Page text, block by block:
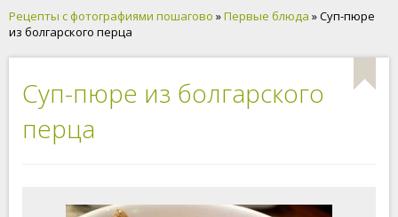
Рецепты с фотографиями пошагово »Первые блюда » Суп-пюре
из болгарского перца
Суп-пюре из болгарского
перца